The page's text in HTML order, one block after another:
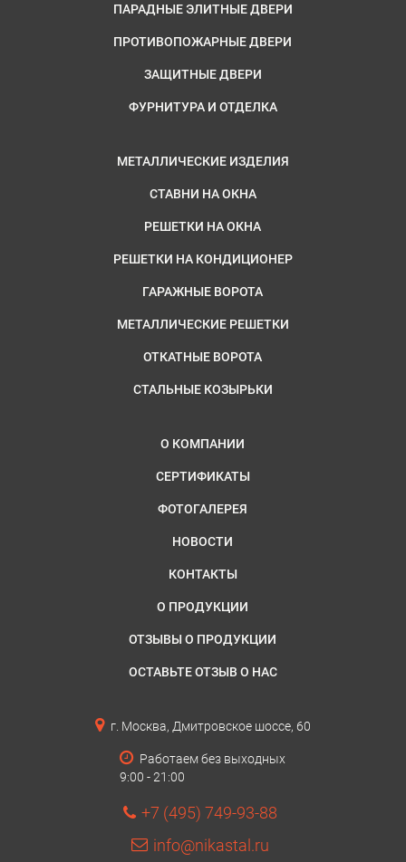
ПАРАДНЫЕ ЭЛИТНЫЕ ДВЕРИ
ПРОТИВОПОЖАРНЫЕ ДВЕРИ
ЗАЩИТНЫЕ ДВЕРИ
ФУРНИТУРА И ОТДЕЛКА
МЕТАЛЛИЧЕСКИЕ ИЗДЕЛИЯ
СТАВНИ НА ОКНА
РЕШЕТКИ НА ОКНА
РЕШЕТКИ НА КОНДИЦИОНЕР
ГАРАЖНЫЕ ВОРОТА
МЕТАЛЛИЧЕСКИЕ РЕШЕТКИ
ОТКАТНЫЕ ВОРОТА
СТАЛЬНЫЕ КОЗЫРЬКИ
О КОМПАНИИ
СЕРТИФИКАТЫ
ФОТОГАЛЕРЕЯ
НОВОСТИ
КОНТАКТЫ
О ПРОДУКЦИИ
ОТЗЫВЫ О ПРОДУКЦИИ
ОСТАВЬТЕ ОТЗЫВ О НАС
г. Москва, Дмитровское шоссе, 60
Работаем без выходных
9:00 - 21:00
+7 (495) 749-93-88
info@nikastal.ru